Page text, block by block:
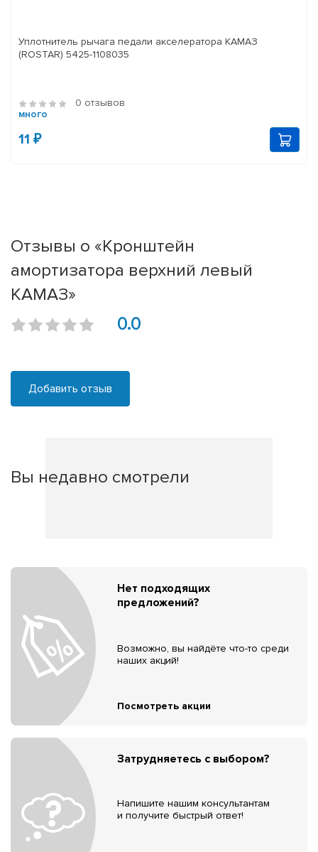
Уплотнитель рычага педали акселератора КАМАЗ
(ROSTAR) 5425-1108035
0 отзывов
много
11 ₽
Отзывы о «Кронштейн
амортизатора верхний левый
КАМАЗ»
0.0
Добавить отзыв
Вы недавно смотрели
Нет подходящих
предложений?
Возможно, вы найдёте что-то среди
наших акций!
Посмотреть акции
Затрудняетесь с выбором?
Напишите нашим консультантам
и получите быстрый ответ!